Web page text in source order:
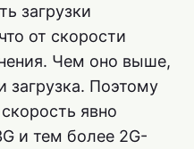
загрузки
от скорости
Чем оно выше,
загрузка. Поэтому
явно
и тем более 2G-